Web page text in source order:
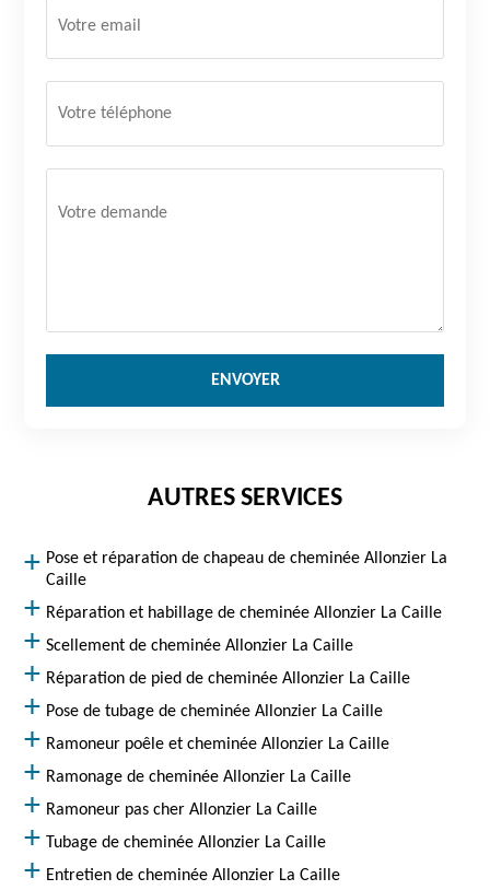
AUTRES SERVICES
Pose et réparation de chapeau de cheminée Allonzier La
Caille
Réparation et habillage de cheminée Allonzier La Caille
Scellement de cheminée Allonzier La Caille
Réparation de pied de cheminée Allonzier La Caille
Pose de tubage de cheminée Allonzier La Caille
Ramoneur poêle et cheminée Allonzier La Caille
Ramonage de cheminée Allonzier La Caille
Ramoneur pas cher Allonzier La Caille
Tubage de cheminée Allonzier La Caille
Entretien de cheminée Allonzier La Caille